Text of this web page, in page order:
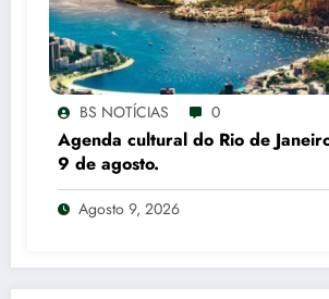
BS NOTÍCIAS 0
Agenda cultural do Rio de
9 de agosto.
Agosto 9, 2026